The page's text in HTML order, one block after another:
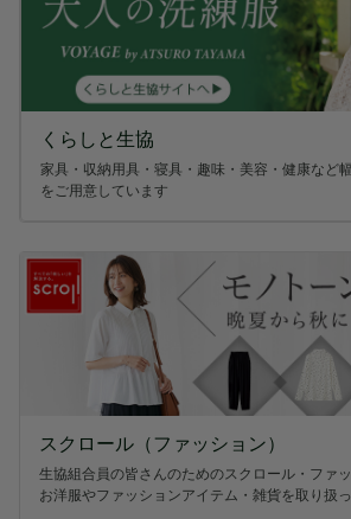
くらしと生協
家具・収納用具・寝具・趣味・美容・健康など
をご用意しています
スクロール（ファッション）
生協組合員の皆さんのためのスクロール・ファ
お洋服やファッションアイテム・雑貨を取り扱っ